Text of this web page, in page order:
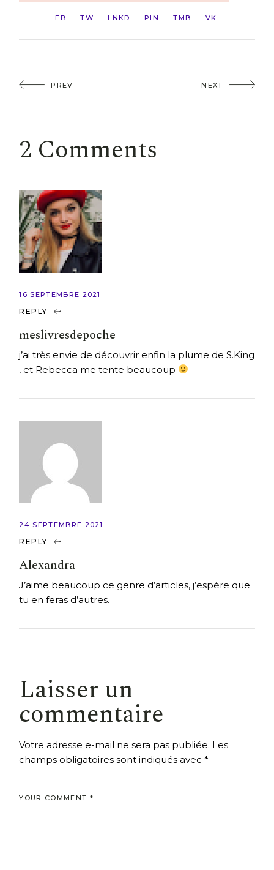
FB TW LNKD PIN TMB VK
PREV NEXT
2 Comments
16 SEPTEMBRE 2021
REPLY
meslivresdepoche
j’ai très envie de découvrir enfin la plume de S.King
, et Rebecca me tente beaucoup
24 SEPTEMBRE 2021
REPLY
Alexandra
J’aime beaucoup ce genre d’articles, j’espère que
tu en feras d’autres.
Laisser un
commentaire
Votre adresse e-mail ne sera pas publiée. Les
champs obligatoires sont indiqués avec*